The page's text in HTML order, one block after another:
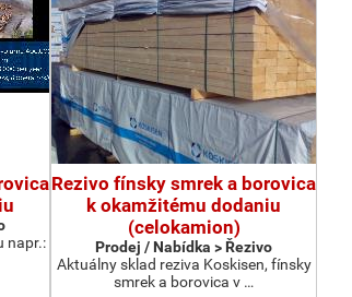
napr.:
Rezivo fínsky smrek a borovica
k okamžitému dodaniu
(celokamion)
Prodej / Nabídka > Řezivo
Aktuálny sklad reziva Koskisen, fínsky
smrek a borovica v …